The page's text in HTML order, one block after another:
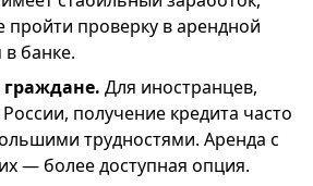
пройти проверку в арендной
банке.
Для иностранцев,
получение кредита часто
трудностями. Аренда с
— более доступная опция.